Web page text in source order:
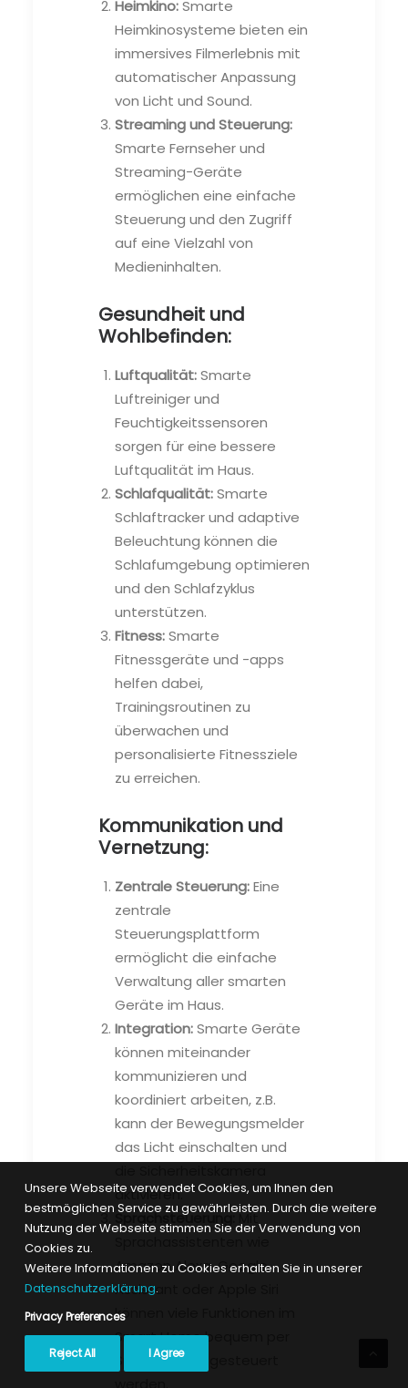
Heimkino:Smarte
Heimkinosysteme bieten ein
immersives Filmerlebnis mit
automatischer Anpassung
von Licht und Sound.
Streaming und Steuerung:
Smarte Fernseher und
Streaming-Geräte
ermöglichen eine einfache
Steuerung und den Zugriff
auf eine Vielzahl von
Medieninhalten.
Gesundheit und
Wohlbefinden:
Luftqualität:Smarte
Luftreiniger und
Feuchtigkeitssensoren
sorgen für eine bessere
Luftqualität im Haus.
Schlafqualität:Smarte
Schlaftracker und adaptive
Beleuchtung können die
Schlafumgebung optimieren
und den Schlafzyklus
unterstützen.
Fitness:Smarte
Fitnessgeräte und -apps
helfen dabei,
Trainingsroutinen zu
überwachen und
personalisierte Fitnessziele
zu erreichen.
Kommunikation und
Vernetzung:
Zentrale Steuerung:Eine
zentrale
Steuerungsplattform
ermöglicht die einfache
Verwaltung aller smarten
Geräte im Haus.
Integration:Smarte Geräte
können miteinander
kommunizieren und
koordiniert arbeiten, z.B.
kann der Bewegungsmelder
das Licht einschalten und
aktivieren.
Sprachsteuerung:Mit
Amazon Alexa, Google
Assistant oder Apple Siri
können viele Funktionen im
Smart Home bequem per
Sprachbefehl gesteuert
Unsere Webseite verwendet Cookies, um Ihnen den
bestmöglichen Service zu gewährleisten. Durch die weitere
Nutzung der Webseite stimmen Sie der Verwendung von
Cookies zu.
Weitere Informationen zu Cookies erhalten Sie in unserer
Datenschutzerklärung.
Privacy Preferences
Reject All I Agree